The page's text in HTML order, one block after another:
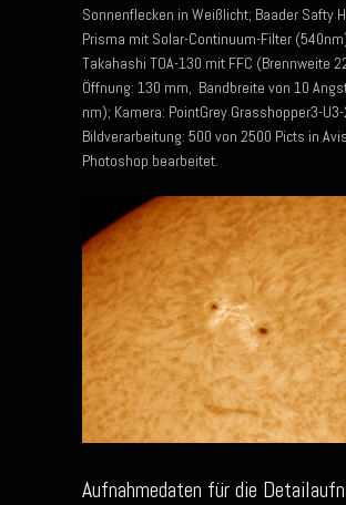
Sonnenflecken in Weißlicht; Baader Safty
Prisma mit Solar-Continuum-Filter
Takahashi TOA-130 mit FFC (Brennweite
Öffnung: 130 mm, Bandbreite von 10
nm); Kamera: PointGrey Grasshopper3-
Bildverarbeitung: 500 von 2500 Picts in
Photoshop bearbeitet.
Aufnahmedaten für die